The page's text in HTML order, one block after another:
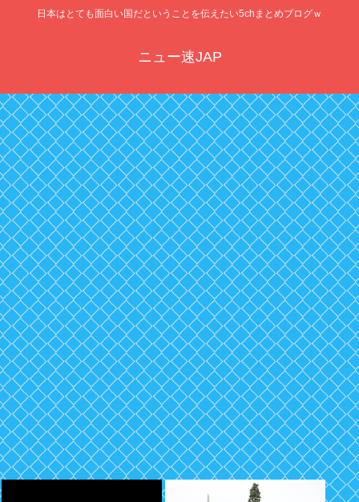
日本はとても面白い国だということを伝えたい5chまとめブログｗ
ニュー速JAP